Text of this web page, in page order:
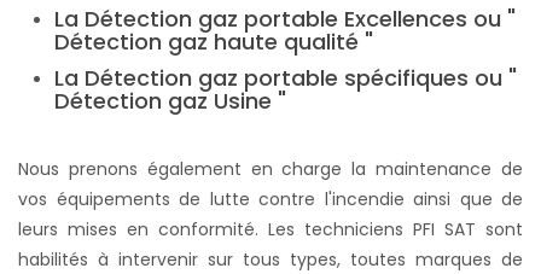
La Détection gaz portable Excellences ou "
Détection gaz haute qualité "
La Détection gaz portable spécifiques ou "
Détection gaz Usine "
Nous prenons également en charge la maintenance de
vos équipements de lutte contre l'incendie ainsi que de
leurs mises en conformité. Les techniciens PFI SAT sont
habilités à intervenir sur tous types, toutes marques de